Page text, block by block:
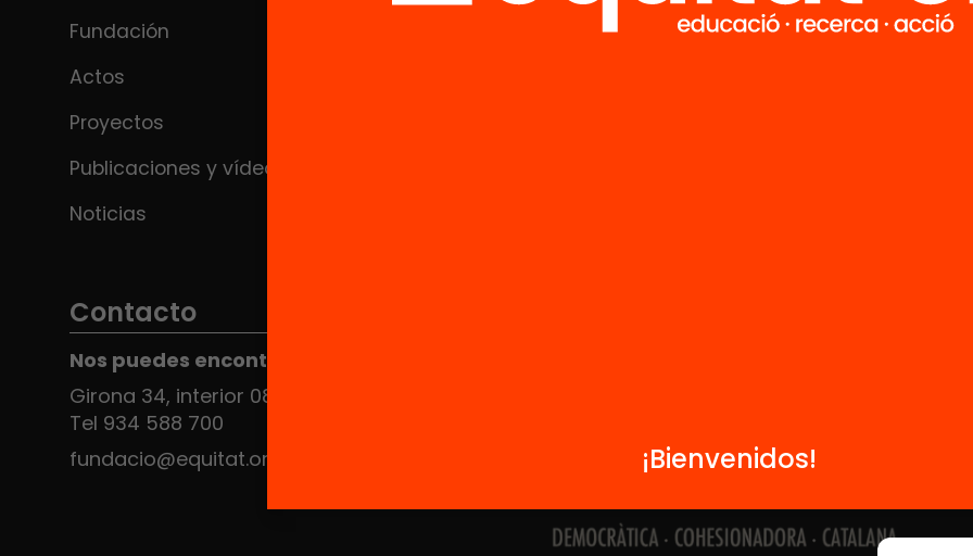
Fundación
Actos
Proyectos
Publicaciones y vídeos
Noticias
HUB Social
Contacto
Nos puedes encontrar en el HUB Social
Girona 34, interior 08010 Barcelona
Tel 934 588 700
fundacio@equitat.org
¡Bienvenidos!